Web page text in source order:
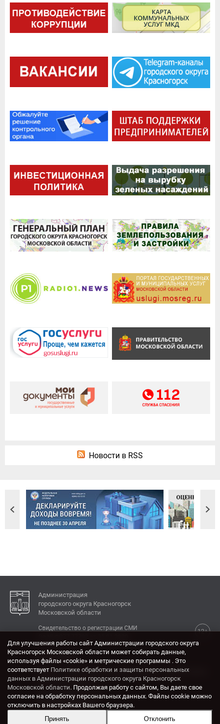
Новости в RSS
Администрация
городского округа Красногорск
Московской области
12+
Свидетельство о регистрации СМИ
КОНТАКТЫ
Адрес: 143404, Московская область, г. Красногорск,
ул. Ленина, дом 4.
Электронная почта:
krasrn@mosreg.ru
Для улучшения работы сайт Администрации городского округа
Красногорск Московской области может собирать данные,
используя файлы «cookie» и метрические программы . Это
соответствует Политике обработки и защиты персональных
данных в Администрации городского округа Красногорск
Московской области. Продолжая работу с сайтом, Вы даете свое
согласие на обработку персональных данных. Файлы cookie можно
отключить в настройках Вашего браузера.
Принять
Отклонить